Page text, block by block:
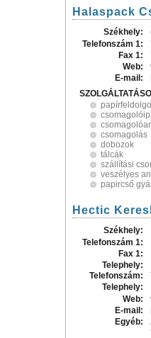
Halaspack
Székhely:
Telefonszám 1:
Fax 1:
Web:
E-mail:
csomagolás
dobozok
tálcák
szállítási
veszélyes
papircső
Hectic
Székhely:
Telefonszám 1:
Fax 1:
Telephely:
Telefonszám:
Telephely:
Web:
E-mail:
Egyéb: